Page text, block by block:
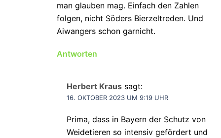
man glauben mag. Einfach den Zahlen
folgen, nicht Söders Bierzeltreden. Und
Aiwangers schon garnicht.
Antworten
Herbert Kraus sagt:
16. OKTOBER 2023 UM 9:19 UHR
Prima, dass in Bayern der Schutz von
Weidetieren so intensiv gefördert und